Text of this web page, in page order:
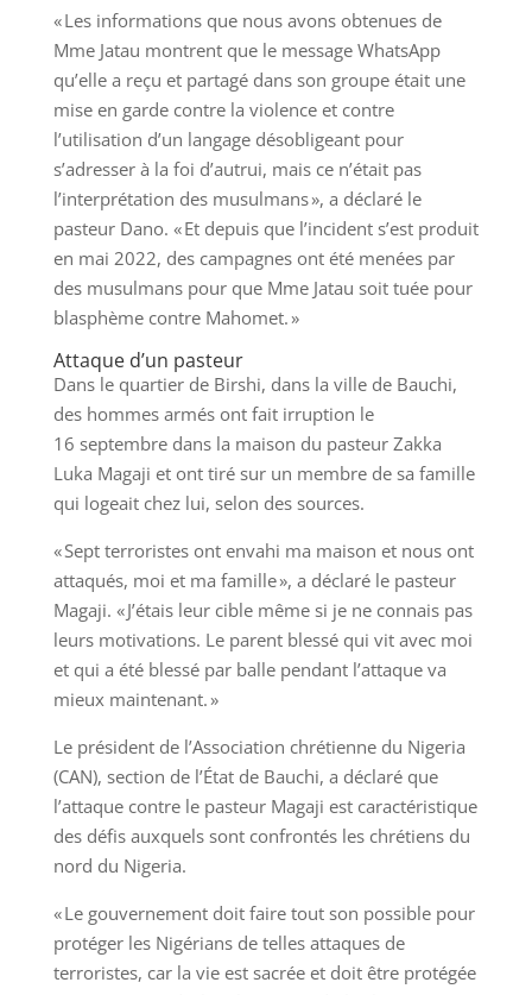
« Les informations que nous avons obtenues de
Mme Jatau montrent que le message WhatsApp
qu’elle a reçu et partagé dans son groupe était une
mise en garde contre la violence et contre
l’utilisation d’un langage désobligeant pour
s’adresser à la foi d’autrui, mais ce n’était pas
l’interprétation des musulmans », a déclaré le
pasteur Dano. « Et depuis que l’incident s’est produit
en mai 2022, des campagnes ont été menées par
des musulmans pour que Mme Jatau soit tuée pour
blasphème contre Mahomet. »
Attaque d’un pasteur
Dans le quartier de Birshi, dans la ville de Bauchi,
des hommes armés ont fait irruption le
16 septembre dans la maison du pasteur Zakka
Luka Magaji et ont tiré sur un membre de sa famille
qui logeait chez lui, selon des sources.
« Sept terroristes ont envahi ma maison et nous ont
attaqués, moi et ma famille », a déclaré le pasteur
Magaji. « J’étais leur cible même si je ne connais pas
leurs motivations. Le parent blessé qui vit avec moi
et qui a été blessé par balle pendant l’attaque va
mieux maintenant. »
Le président de l’Association chrétienne du Nigeria
(CAN), section de l’État de Bauchi, a déclaré que
l’attaque contre le pasteur Magaji est caractéristique
des défis auxquels sont confrontés les chrétiens du
nord du Nigeria.
« Le gouvernement doit faire tout son possible pour
protéger les Nigérians de telles attaques de
terroristes, car la vie est sacrée et doit être protégée